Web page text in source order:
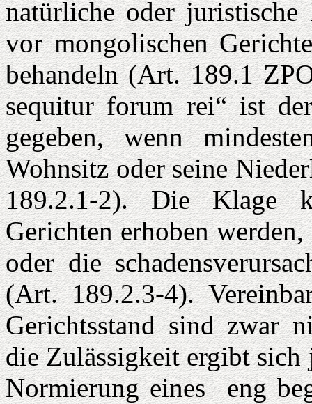
natürliche oder juristische
vor mongolischen
behandeln (Art. 189.1
sequitur forum rei“ ist
gegeben, wenn
Wohnsitz oder seine
189.2.1-2). Die Klage
Gerichten erhoben
oder die
(Art. 189.2.3-4).
Gerichtsstand sind zwar
die Zulässigkeit ergibt sich
Normierung eines eng